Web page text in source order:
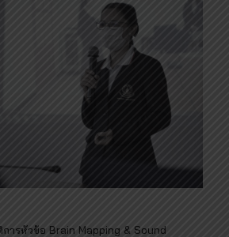
การหัวข้อ Brain Mapping & Sound